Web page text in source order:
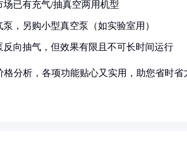
已有充气/抽真空两用机型
，另购小型真空泵（如实验室用）
反向抽气，但效果有限且不可长时间运行
格分析，各项功能贴心又实用，助您省时